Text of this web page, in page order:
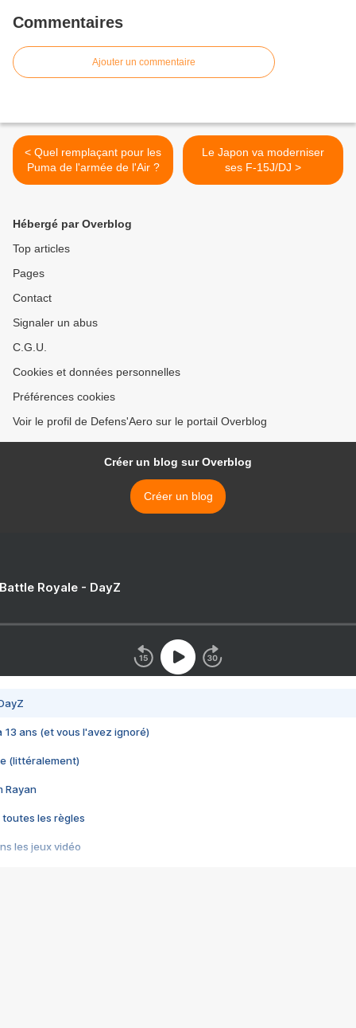
Commentaires
Ajouter un commentaire
< Quel remplaçant pour les
Puma de l'armée de l'Air ?
Le Japon va moderniser
ses F-15J/DJ >
Hébergé par Overblog
Top articles
Pages
Contact
Signaler un abus
C.G.U.
Cookies et données personnelles
Préférences cookies
Voir le profil de Defens'Aero sur le portail Overblog
Créer un blog sur Overblog
Créer un blog
Royale - DayZ
13 ans (et vous l'avez ignoré)
(littéralement)
Rayan
toutes les règles
les jeux vidéo